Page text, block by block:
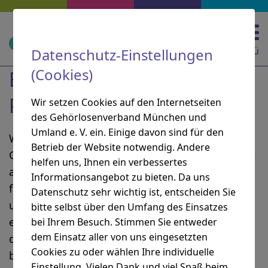
Datenschutz-Einstellungen
(Cookies)
Wir setzen Cookies auf den Internetseiten
des Gehörlosenverband München und
Umland e. V. ein. Einige davon sind für den
Betrieb der Website notwendig. Andere
helfen uns, Ihnen ein verbessertes
Informationsangebot zu bieten. Da uns
Datenschutz sehr wichtig ist, entscheiden Sie
bitte selbst über den Umfang des Einsatzes
bei Ihrem Besuch. Stimmen Sie entweder
dem Einsatz aller von uns eingesetzten
Cookies zu oder wählen Ihre individuelle
Navigation und Service
Zur Hauptnavigation springen
Zur Suche springen
Zum Inhalt springen
Zu den Service-Informationen springen
Menü
Ehrenmitglieder und
Preisträger*innen
Wer sich engagiert, bestimmt und gestaltet die
Gegenwart und die Zukunft unserer Gesellschaft
aktiv mit. Ehrenamtliche Tätigkeit und
freiwilliges Engagement sind deswegen
unverzichtbar. Für den GMU ist das
ehrenamtliche Engagement besonders wertvoll,
da die gehörlosen Menschen viel Lobbyarbeit
brauchen.